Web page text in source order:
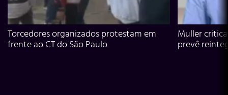
Torcedores organizados protestam em
frente ao CT do São Paulo
Muller
prevê